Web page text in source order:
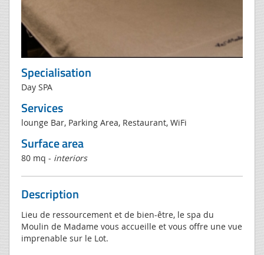
Specialisation
Day SPA
Services
lounge Bar, Parking Area, Restaurant, WiFi
Surface area
80 mq - interiors
Description
Lieu de ressourcement et de bien-être, le spa du
Moulin de Madame vous accueille et vous offre une vue
imprenable sur le Lot.